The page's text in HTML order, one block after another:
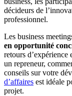
décideurs de
professionnel.
Les business
en opportunité
retours d’expérience
un repreneur,
conseils sur votre
d’affaires est idéale
projet.